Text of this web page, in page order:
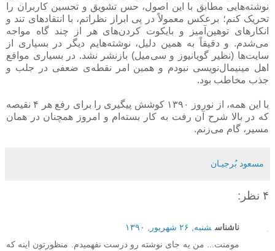
نوشته‌هایی مطابق با این اصول، حس تشویق و تحسین کاربران را
تحریک کنم؛ برعکس معمولاً در پی ابراز نظراتم، با انتقادهای تند و
انکارهای توهین‌آمیز و بایکوت کردن‌های هر از چند گاه مواجه
می‌شدم. و دقیقاً به همین دلیل، نوشته‌هایم دیگر در بسیاری از
سایت‌ها (نظیر گویانیوز و سی‌میل) بازنشر نشد. در بسیاری مواقع
اهل مینیمال‌نویسی نبودم و همین امر نقطه‌ی ضعفی در جلب و
جذب مخاطب بود.
با این همه، از نوروز ۱۳۹۰ کوشش پیگیری را برای رفع هر ۴ نقیصه
که در بالا شرح آن رفت به کار بسته‌ام و امروز همچنان در همان
مسیر، گام می‌زنم.
مسعود بُرجيـان
۴ نظر:
ناشناس شنبه, ۲۶ شهریور, ۱۳۹۰
مومنت... من يه جای نوشته رو درست نفهميدم. منظورتون اينه که